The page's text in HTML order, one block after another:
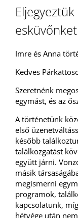
Imre és Anna
Kedves
Szeretnénk
egymást, és az
A történetünk
első
később
találkozgatást
együtt járni.
másik
megismerni
programok,
kapcsolatunk,
hétvége után